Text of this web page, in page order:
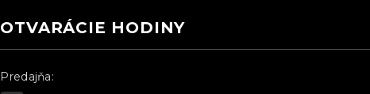
OTVARÁCIE HODINY
Predajňa: